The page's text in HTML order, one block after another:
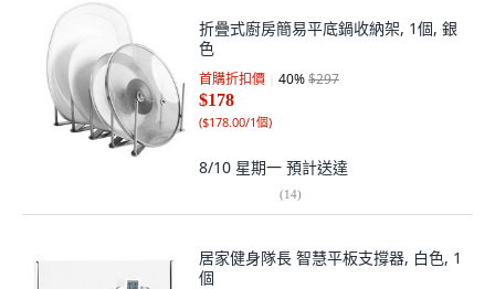
折疊式廚房簡易平底鍋收納架, 1個, 銀
色
首購折扣價 40%$297
$178
($178.00/1個)
8/10 星期一 預計送達
(14)
居家健身隊長 智慧平板支撐器, 白色, 1
個